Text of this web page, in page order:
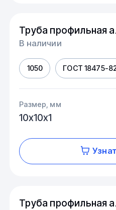
Труба профильная
В наличии
1050 ГОСТ 18475-
Размер, мм
10х10х1
Труба профильная